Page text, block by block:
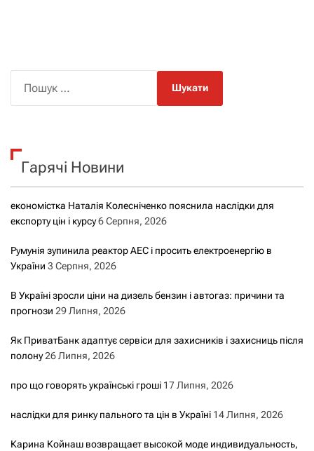
к
Гарячі Новини
економістка Наталія Колесніченко пояснила наслідки для
експорту цін і курсу6 Серпня, 2026
Румунія зупинила реактор АЕС і просить електроенергію в
України 3 Серпня, 2026
В Україні зросли ціни на дизель бензин і автогаз: причини та
прогнози 29 Липня, 2026
Як ПриватБанк адаптує сервіси для захисників і захисниць після
полону26 Липня, 2026
про що говорять українські гроші 17 Липня, 2026
наслідки для ринку пального та цін в Україні 14 Липня, 2026
Карина Койнаш возвращает высокой моде индивидуальность,